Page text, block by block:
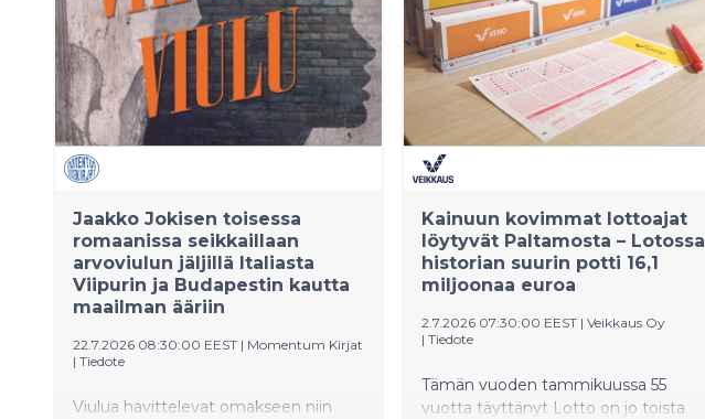
Jaakko Jokisen toisessa
romaanissa seikkaillaan
arvoviulun jäljillä Italiasta
Viipurin ja Budapestin kautta
maailman ääriin
22.7.2026 08:30:00 EEST | Momentum Kirjat
| Tiedote
Viulua havittelevat omakseen niin
Kainuun kovimmat lottoajat
löytyvät Paltamosta – Lotossa
historian suurin potti 16,1
miljoonaa euroa
2.7.2026 07:30:00 EEST | Veikkaus Oy
| Tiedote
Tämän vuoden tammikuussa 55
vuotta täyttänyt Lotto on jo toista